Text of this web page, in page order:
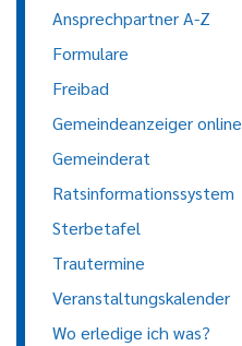
Ansprechpartner A-Z
Formulare
Freibad
Gemeindeanzeiger online
Gemeinderat
Ratsinformationssystem
Sterbetafel
Trautermine
Veranstaltungskalender
Wo erledige ich was?